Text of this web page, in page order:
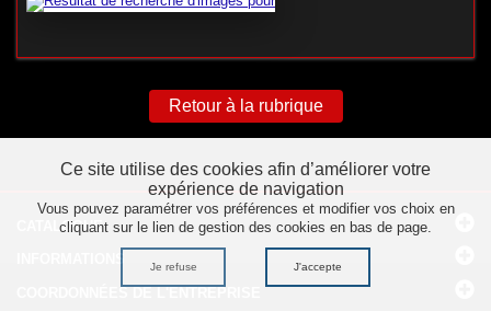
Retour à la rubrique
CATALOGUE
Ce site utilise des cookies afin d’améliorer votre
expérience de navigation
Vous pouvez paramétrer vos préférences et modifier vos choix en
cliquant sur le lien de gestion des cookies en bas de page.
Je refuse J'accepte